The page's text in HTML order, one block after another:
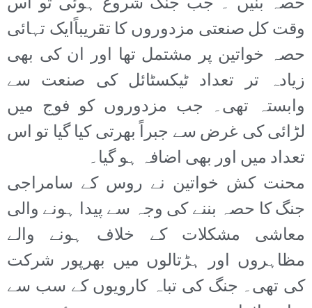
وقت کل صنعتی مزدوروں کا تقریباًایک تہائی
حصہ خواتین پر مشتمل تھا اور ان کی بھی
زیادہ تر تعداد ٹیکسٹائل کی صنعت سے
وابستہ تھی۔ جب مزدوروں کو فوج میں
لڑائی کی غرض سے جبراً بھرتی کیا گیا تو اس
تعداد میں اور بھی اضافہ ہو گیا۔
محنت کش خواتین نے روس کے سامراجی
جنگ کا حصہ بننے کی وجہ سے پیدا ہونے والی
معاشی مشکلات کے خلاف ہونے والے
مظاہروں اور ہڑتالوں میں بھرپور شرکت
کی تھی۔ جنگ کی تباہ کارویوں کے سب سے